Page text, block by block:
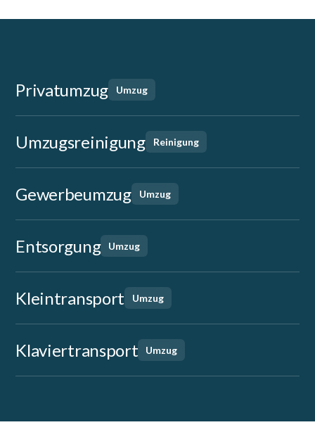
Privatumzug Umzug
Umzugsreinigung Reinigung
Gewerbeumzug Umzug
Entsorgung Umzug
Kleintransport Umzug
Klaviertransport Umzug